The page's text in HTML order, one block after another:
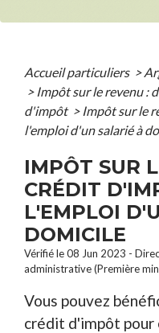
Accueil particuliers >
> Impôt sur le revenu :
d'impôt > Impôt sur le
l'emploi d'un salarié à
IMPÔT SUR
CRÉDIT
L'EMPLOI
DOMICILE
Vérifié le 08 Jun 2023 -
administrative (Première
Vous pouvez
crédit d'impôt pour